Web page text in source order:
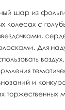
шар из
колесах с
Для
и
торжественных